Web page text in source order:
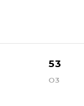
53
O3